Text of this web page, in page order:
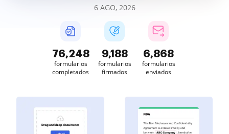
6 AGO, 2026
76,248
formularios
completados
9,188
formularios
firmados
6,868
formularios
enviados